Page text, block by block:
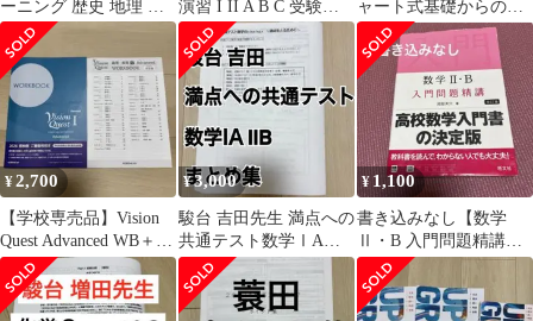
ーニング 歴史 地理 東
京書籍版
演習 I II A B C 受験編
数研出版
ャート式基礎からの数
学lll＋C 青チャート
¥2,700
【学校専売品】Vision
Quest Advanced WB＋解
答編
¥3,000
駿台 吉田先生 満点への
共通テスト数学ⅠAⅡB
総まとめ集
¥ 1,100
書き込みなし【数学
Ⅱ・B 入門問題精講】
池田洋介／大学受験・
基礎固め 参考書